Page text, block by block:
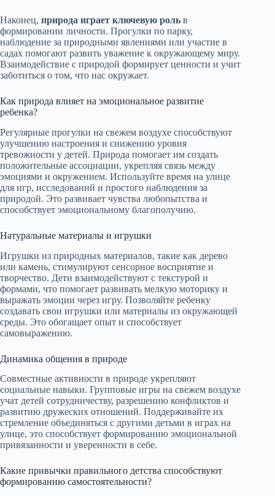
Наконец, природа играет ключевую роль в
формировании личности. Прогулки по парку,
наблюдение за природными явлениями или участие в
садах помогают развить уважение к окружающему миру.
Взаимодействие с природой формирует ценности и учит
заботиться о том, что нас окружает.
Как природа влияет на эмоциональное развитие
ребенка?
Регулярные прогулки на свежем воздухе способствуют
улучшению настроения и снижению уровня
тревожности у детей. Природа помогает им создать
положительные ассоциации, укрепляя связь между
эмоциями и окружением. Используйте время на улице
для игр, исследований и простого наблюдения за
природой. Это развивает чувства любопытства и
способствует эмоциональному благополучию.
Натуральные материалы и игрушки
Игрушки из природных материалов, такие как дерево
или камень, стимулируют сенсорное восприятие и
творчество. Дети взаимодействуют с текстурой и
формами, что помогает развивать мелкую моторику и
выражать эмоции через игру. Позволяйте ребенку
создавать свои игрушки или материалы из окружающей
среды. Это обогащает опыт и способствует
самовыражению.
Динамика общения в природе
Совместные активности в природе укрепляют
социальные навыки. Групповые игры на свежем воздухе
учат детей сотрудничеству, разрешению конфликтов и
развитию дружеских отношений. Поддерживайте их
стремление объединяться с другими детьми в играх на
улице, это способствует формированию эмоциональной
привязанности и уверенности в себе.
Какие привычки правильного детства способствуют
формированию самостоятельности?